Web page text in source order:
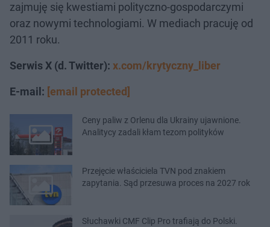
zajmuję się kwestiami polityczno-gospodarczymi
oraz nowymi technologiami. W mediach pracuję od
2011 roku.
Serwis X (d. Twitter): x.com/krytyczny_liber
E-mail: [email protected]
Ceny paliw z Orlenu dla Ukrainy ujawnione.
Analitycy zadali kłam tezom polityków
Przejęcie właściciela TVN pod znakiem
zapytania. Sąd przesuwa proces na 2027 rok
Słuchawki CMF Clip Pro trafiają do Polski.